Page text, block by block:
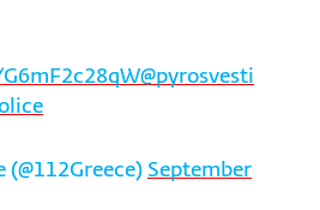
@pyrosvesti
September